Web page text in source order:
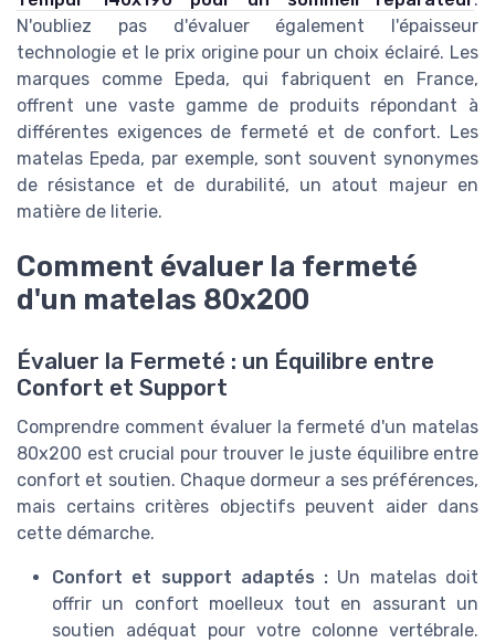
N'oubliez pas d'évaluer également l'épaisseur
technologie et le prix origine pour un choix éclairé. Les
marques comme Epeda, qui fabriquent en France,
offrent une vaste gamme de produits répondant à
différentes exigences de fermeté et de confort. Les
matelas Epeda, par exemple, sont souvent synonymes
de résistance et de durabilité, un atout majeur en
matière de literie.
Comment évaluer la fermeté
d'un matelas 80x200
Évaluer la Fermeté : un Équilibre entre
Confort et Support
Comprendre comment évaluer la fermeté d'un matelas
80x200 est crucial pour trouver le juste équilibre entre
confort et soutien. Chaque dormeur a ses préférences,
mais certains critères objectifs peuvent aider dans
cette démarche.
Confort et support adaptés : Un matelas doit
offrir un confort moelleux tout en assurant un
soutien adéquat pour votre colonne vertébrale.